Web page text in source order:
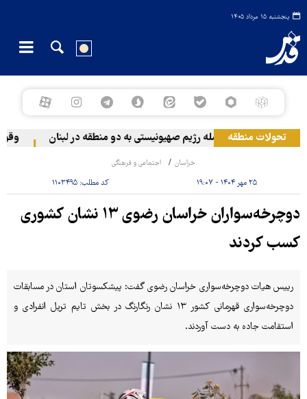
پنجشنبه ۱۵ مرداد ۱۴۰۵
تحولات منطقهحمله رژیم صهیونیستی به دو منطقه در لبنان وقوع
خراسان اجتماعی و فرهنگی
۲۵ مهر ۱۴۰۴ - ۱۹:۰۷ کد مطلب:۱۱۰۳۴۹۵
دوچرخه‌سواران خراسان رضوی ۱۳ نشان کشوری
کسب کردند
رییس هیات دوچرخه‌سواری خراسان رضوی گفت: پیشکسوتان استان در مسابقات
دوچرخه‌سواری قهرمانی کشور ۱۳ نشان رنگارنگ در بخش تایم تریل انفرادی و
استقامت جاده به دست آوردند.